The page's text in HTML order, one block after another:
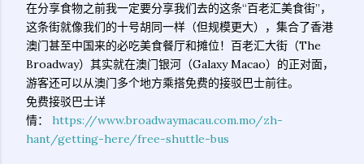
在分享食物之前我一定要分享我们去的这条“百老汇美食街”，
这条街就像我们的十号胡同一样（但规模更大），集合了香港
澳门甚至中国来的必吃美食餐厅和摊位！百老汇大街（The
Broadway）其实就在澳门银河（Galaxy Macao）的正对面，
游客还可以从澳门多个地方乘搭免费的接驳巴士前往。
免费接驳巴士详
情： https://www.broadwaymacau.com.mo/zh-
hant/getting-here/free-shuttle-bus